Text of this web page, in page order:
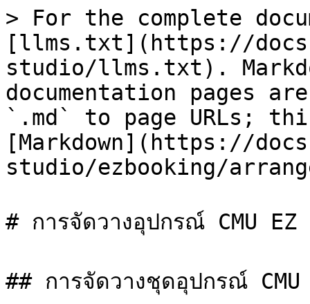
> For the complete
[llms.txt](https://
studio/llms.txt).
documentation pages
`.md` to page URLs;
[Markdown](https://
studio/ezbooking/
# การจัดวางอุปกรณ์ CMU
## การจัดวางชุดอุปกรณ์